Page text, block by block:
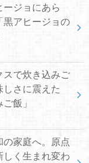
ジョにあら
黒アヒージョの
スで炊き込みご
さに震えた
飯」
の家庭へ。原点
しく生まれ変わ